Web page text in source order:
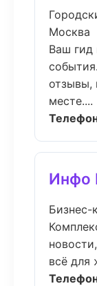
Москва
Ваш гид
отзывы,
месте....
Инфо
Бизнес-
всё для